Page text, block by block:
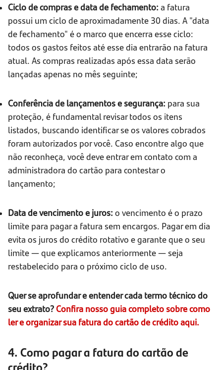
Ciclo de compras e data de fechamento: a fatura
possui um ciclo de aproximadamente 30 dias. A "data
de fechamento" é o marco que encerra esse ciclo:
todos os gastos feitos até esse dia entrarão na fatura
atual. As compras realizadas após essa data serão
lançadas apenas no mês seguinte;
Conferência de lançamentos e segurança: para sua
proteção, é fundamental revisar todos os itens
listados, buscando identificar se os valores cobrados
foram autorizados por você. Caso encontre algo que
não reconheça, você deve entrar em contato com a
administradora do cartão para contestar o
lançamento;
Data de vencimento e juros: o vencimento é o prazo
limite para pagar a fatura sem encargos. Pagar em dia
evita os juros do crédito rotativo e garante que o seu
limite — que explicamos anteriormente — seja
restabelecido para o próximo ciclo de uso.
Quer se aprofundar e entender cada termo técnico do
seu extrato?Confira nosso guia completo sobre como
ler e organizar sua fatura do cartão de crédito aqui.
4. Como pagar a fatura do cartão de
crédito?